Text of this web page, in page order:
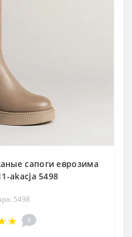
сапоги еврозима
akacja 5498
5498
1